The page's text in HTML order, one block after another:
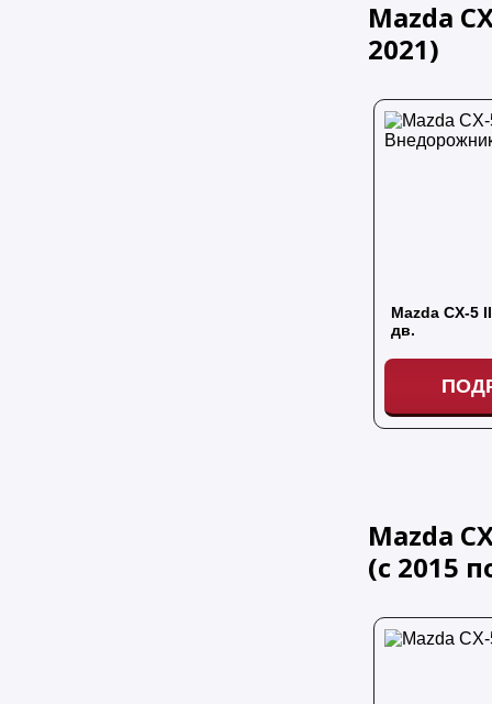
Mazda
2021)
Mazda CX-5
дв.
Mazda
(с 2015